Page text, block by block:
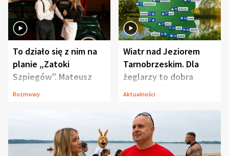
To działo się z nim na
planie „Zatoki
Szpiegów”. Mateusz
Janicki odsłonił
Rozmowy
Wiatr nad Jeziorem
Tarnobrzeskim. Dla
żeglarzy to dobra
wiadomość
Aktualności